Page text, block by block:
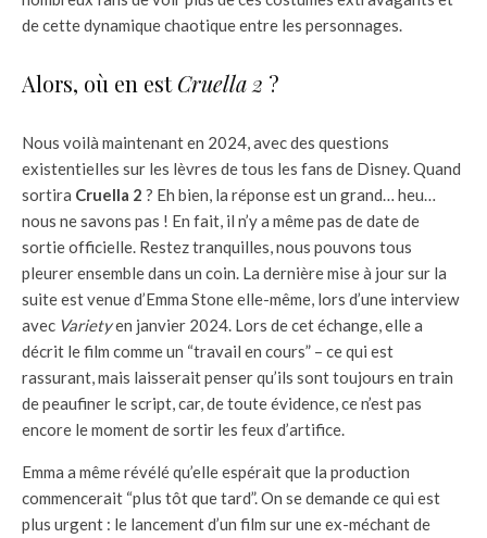
de cette dynamique chaotique entre les personnages.
Alors, où en estCruella 2 ?
Nous voilà maintenant en 2024, avec des questions
existentielles sur les lèvres de tous les fans de Disney. Quand
sortira Cruella 2 ? Eh bien, la réponse est un grand… heu…
nous ne savons pas ! En fait, il n’y a même pas de date de
sortie officielle. Restez tranquilles, nous pouvons tous
pleurer ensemble dans un coin. La dernière mise à jour sur la
suite est venue d’Emma Stone elle-même, lors d’une interview
avec Varietyen janvier 2024. Lors de cet échange, elle a
décrit le film comme un “travail en cours” – ce qui est
rassurant, mais laisserait penser qu’ils sont toujours en train
de peaufiner le script, car, de toute évidence, ce n’est pas
encore le moment de sortir les feux d’artifice.
Emma a même révélé qu’elle espérait que la production
commencerait “plus tôt que tard”. On se demande ce qui est
plus urgent : le lancement d’un film sur une ex-méchant de